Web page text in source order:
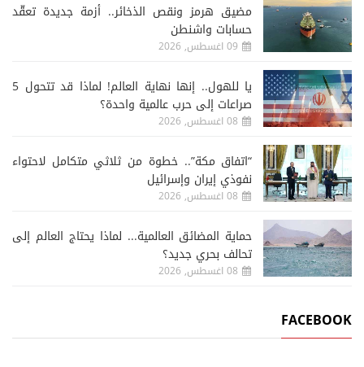
مضيق هرمز ونقص الذخائر.. أزمة جديدة تعقّد
حسابات واشنطن
09 اغسطس, 2026
يا للهول.. إنها نهاية العالم! لماذا قد تتحول 5
صراعات إلى حرب عالمية واحدة؟
08 اغسطس, 2026
“اتفاق مكة”.. خطوة من ثلاثي متكامل لاحتواء
نفوذي إيران وإسرائيل
08 اغسطس, 2026
حماية المضائق العالمية... لماذا يحتاج العالم إلى
تحالف بحري جديد؟
08 اغسطس, 2026
FACEBOOK